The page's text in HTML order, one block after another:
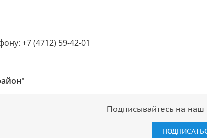
+7 (4712) 59-42-01
Подписывайтесь на наш